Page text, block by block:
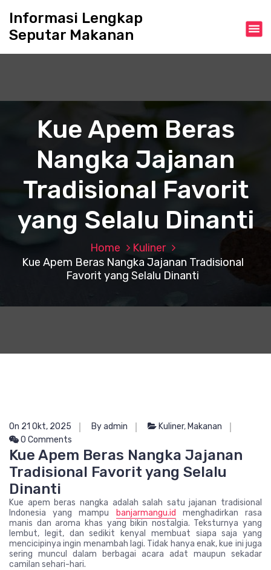
o
Informasi Lengkap
Seputar Makanan
Kue Apem Beras
Nangka Jajanan
Tradisional Favorit
yang Selalu Dinanti
Home
Kuliner
Kue Apem Beras Nangka Jajanan Tradisional
Favorit yang Selalu Dinanti
On 21 Okt, 2025 By admin Kuliner, Makanan
0 Comments
Kue Apem Beras Nangka Jajanan
Tradisional Favorit yang Selalu
Dinanti
Kue apem beras nangka adalah salah satu jajanan tradisional
Indonesia yang mampu
banjarmangu.id menghadirkan rasa
manis dan aroma khas yang bikin nostalgia. Teksturnya yang
lembut, legit, dan sedikit kenyal membuat siapa saja yang
mencicipinya ingin menambah lagi. Tidak hanya enak, kue ini juga
sering muncul dalam berbagai acara adat maupun sekadar
camilan sehari-hari.